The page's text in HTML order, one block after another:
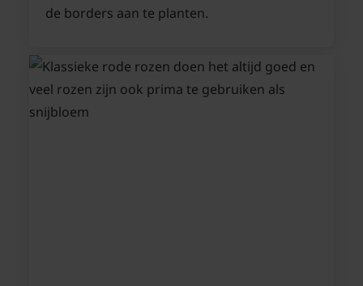
de borders aan te planten.